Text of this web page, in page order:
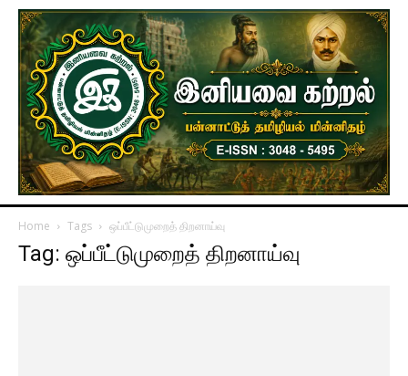
Home Tags ஒப்பீட்டுமுறைத் திறனாய்வு
Tag: ஒப்பீட்டுமுறைத் திறனாய்வு